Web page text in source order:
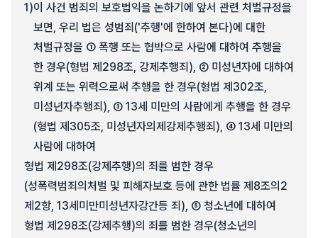
1)이 사건 범죄의 보호법익을 논하기에 앞서 관련 처벌규정을
보면, 우리 법은 성범죄('추행'에 한하여 본다)에 대한
처벌규정을 ① 폭행 또는 협박으로 사람에 대하여 추행을
한 경우(형법 제298조, 강제추행죄), ② 미성년자에 대하여
위계 또는 위력으로써 추행을 한 경우(형법 제302조,
미성년자추행죄), ③ 13세 미만의 사람에게 추행을 한 경우
(형법 제305조, 미성년자의제강제추행죄), ④ 13세 미만의
사람에 대하여
형법 제298조(강제추행)의 죄를 범한 경우
(성폭력범죄의처벌 및 피해자보호 등에 관한 법률 제8조의2
제2항, 13세미만미성년자강간등 죄), ⑤ 청소년에 대하여
형법 제298조(강제추행)의 죄를 범한 경우(청소년의